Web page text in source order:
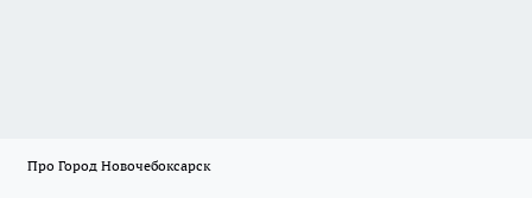
Про Город Новочебоксарск